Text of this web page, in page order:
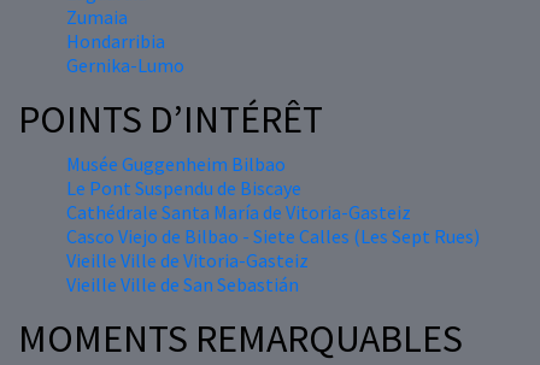
Zumaia
Hondarribia
Gernika-Lumo
POINTS D’INTÉRÊT
Musée Guggenheim Bilbao
Le Pont Suspendu de Biscaye
Cathédrale Santa María de Vitoria-Gasteiz
Casco Viejo de Bilbao - Siete Calles (Les Sept Rues)
Vieille Ville de Vitoria-Gasteiz
Vieille Ville de San Sebastián
MOMENTS REMARQUABLES